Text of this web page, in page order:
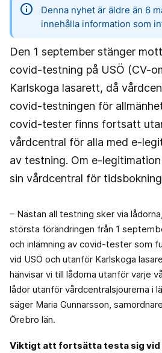
information
Denna nyhet är äldre än 6
innehålla information som
Den 1 september stänger
covid-testning på USÖ (CV-
Karlskoga lasarett, då
covid-testningen för
covid-tester finns fortsatt
vårdcentral för alla med e-
av testning. Om e-
sin vårdcentral för
– Nästan all testning sker via
största förändringen från 1
och inlämning av covid-tester som
vid USÖ och utanför Karlskoga
hänvisar vi till lådorna utanför varje
lådor utanför vårdcentralsjourerna i
säger Maria Gunnarsson,
Örebro län.
Viktigt att fortsätta testa sig vid